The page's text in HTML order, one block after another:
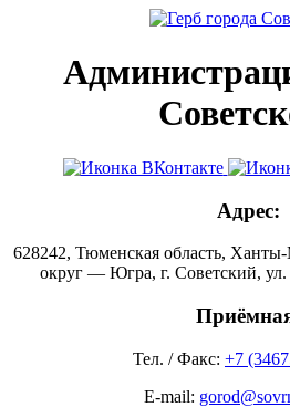
Адрес:
628242, Тюменская область,
округ — Югра, г. Советский,
Тел. / Факс: +7
E-mail: